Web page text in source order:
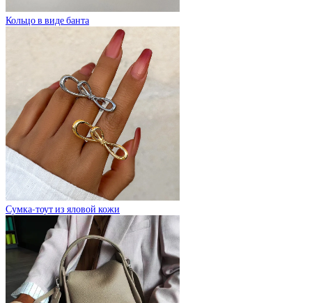
Кольцо в виде банта
Сумка-тоут из яловой кожи